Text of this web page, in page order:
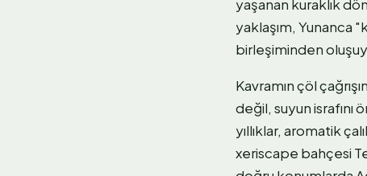
yaşanan kuraklık
yaklaşım, Yunanca
birleşiminden
Kavramın çöl
değil, suyun
yıllıklar, aromatik
xeriscape bahçesi